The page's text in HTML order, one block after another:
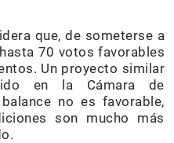
que, de someterse a
70 votos favorables
Un proyecto similar
en la Cámara de
no es favorable,
son mucho más